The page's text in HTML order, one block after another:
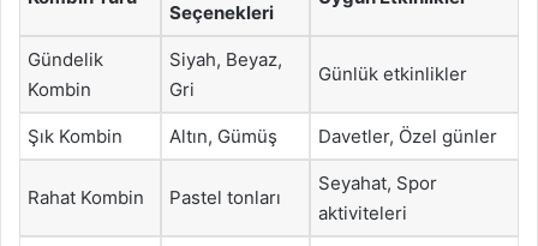
Seçenekleri
Gündelik
Kombin
Siyah, Beyaz,
Gri
Günlük etkinlikler
Şık Kombin Altın, Gümüş Davetler, Özel günler
Rahat Kombin Pastel tonları
Seyahat, Spor
aktiviteleri